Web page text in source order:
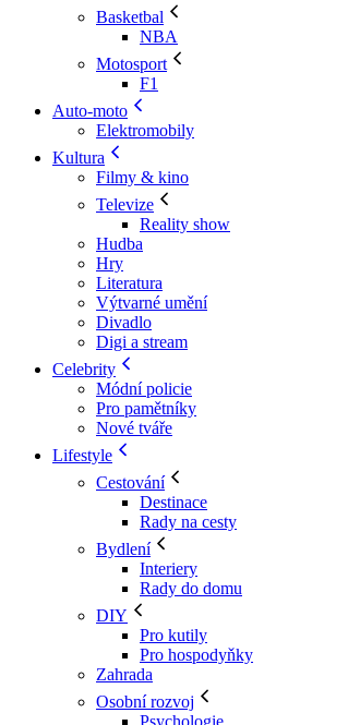
Basketbal
NBA
Motosport
F1
Auto-moto
Elektromobily
Kultura
Filmy & kino
Televize
Reality show
Hudba
Hry
Literatura
Výtvarné umění
Divadlo
Digi a stream
Celebrity
Módní policie
Pro pamětníky
Nové tváře
Lifestyle
Cestování
Destinace
Rady na cesty
Bydlení
Interiery
Rady do domu
DIY
Pro kutily
Pro hospodyňky
Zahrada
Osobní rozvoj
Psychologie